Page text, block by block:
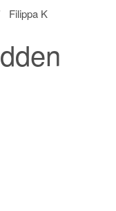
Filippa K